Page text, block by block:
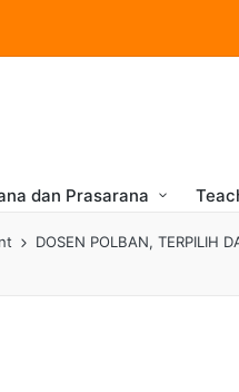
dan Prasarana
DOSEN POLBAN, TERPILIH